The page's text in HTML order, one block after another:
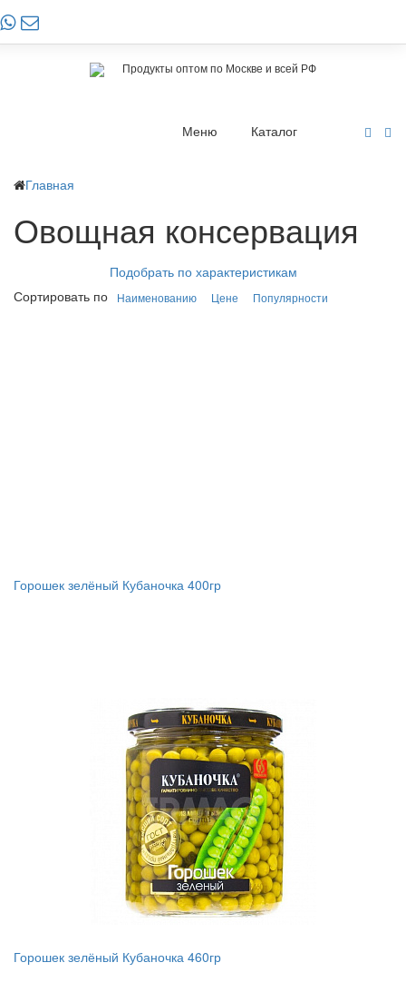
Продукты оптом по Москве и всей РФ
Каталог
Меню
Главная
Овощная консервация
Подобрать по характеристикам
Сортировать по
Наименованию Цене Популярности
Горошек зелёный Кубаночка 400гр
Горошек зелёный Кубаночка 460гр